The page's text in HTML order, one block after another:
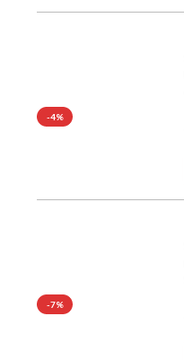
-4%
-7%